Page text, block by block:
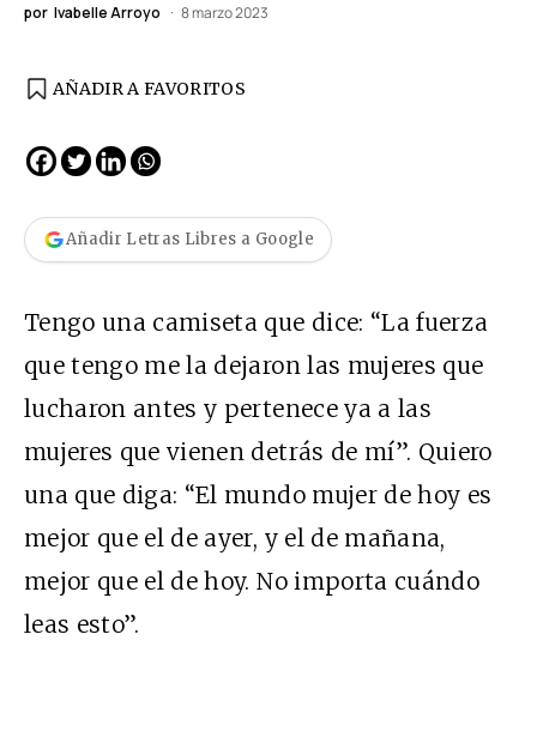
por Ivabelle Arroyo 8 marzo 2023
AÑADIR A FAVORITOS
Añadir Letras Libres a Google
Tengo una camiseta que dice: “La fuerza
que tengo me la dejaron las mujeres que
lucharon antes y pertenece ya a las
mujeres que vienen detrás de mí”. Quiero
una que diga: “El mundo mujer de hoy es
mejor que el de ayer, y el de mañana,
mejor que el de hoy. No importa cuándo
leas esto”.